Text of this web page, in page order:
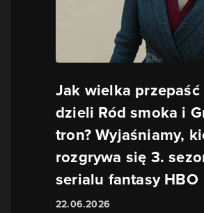
Jak wielka przepaść
dzieli Ród smoka i
tron? Wyjaśniamy,
rozgrywa się 3.
serialu fantasy HBO
22.06.2026